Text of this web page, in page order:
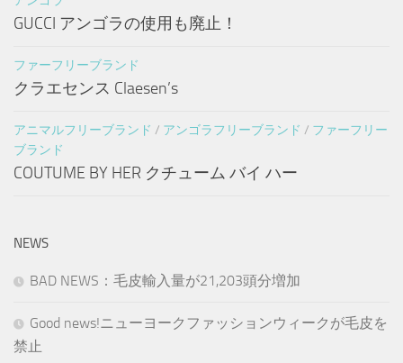
GUCCI アンゴラの使用も廃止！
ファーフリーブランド
クラエセンス Claesen’s
アニマルフリーブランド / アンゴラフリーブランド / ファーフリー
ブランド
COUTUME BY HER クチューム バイ ハー
NEWS
BAD NEWS：毛皮輸入量が21,203頭分増加
Good news!ニューヨークファッションウィークが毛皮を
禁止